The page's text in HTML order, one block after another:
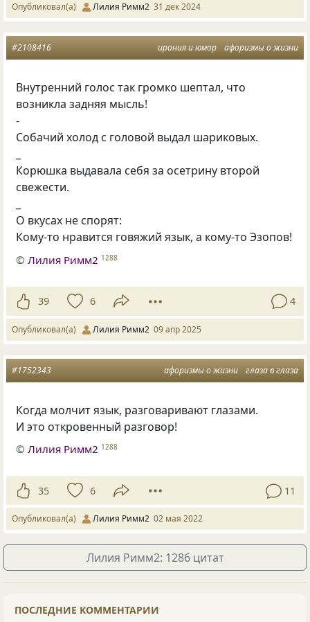
Опубликовал(а) Лилия Римм2 31 дек 2024
ирония и юмор афоризмы о жизни
#2108416
Внутренний голос так громко шептал, что
возникла задняя мысль!
-
Собачий холод с головой выдал шариковых.
Корюшка выдавала себя за осетрину второй
свежести.
О вкусах не спорят:
Кому-то нравится говяжий язык, а кому-то Эзопов!
©Лилия Римм2 1288
39 6 4
Опубликовал(а) Лилия Римм2 09 апр 2025
афоризмы о жизни глаза в глаза
#1752343
Когда молчит язык, разговаривают глазами.
И это откровенный разговор!
©Лилия Римм2 1288
35 6 11
Опубликовал(а) Лилия Римм2 02 мая 2022
Лилия Римм2: 1286 цитат
ПОСЛЕДНИЕ КОММЕНТАРИИ